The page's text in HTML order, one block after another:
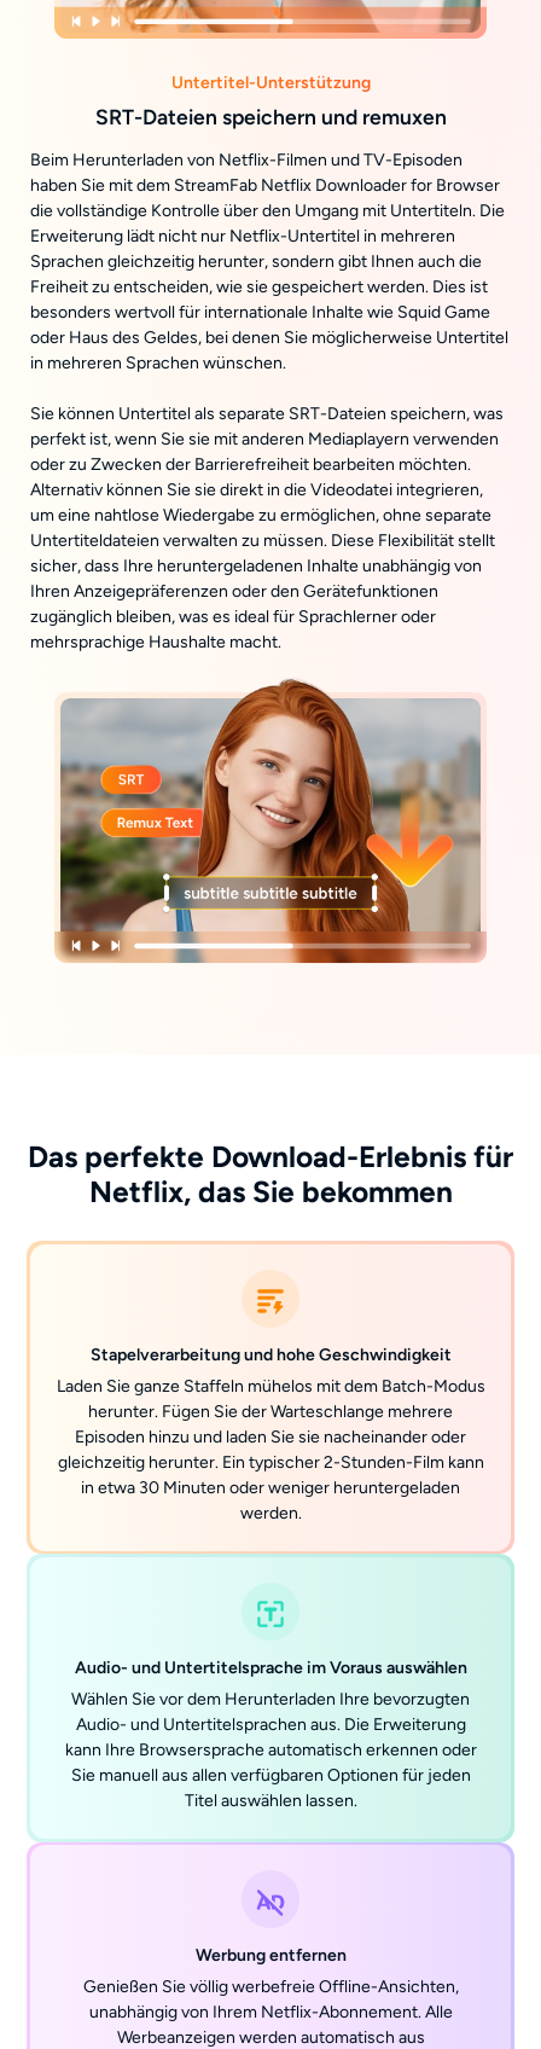
Untertitel-Unterstützung
SRT-Dateien speichern und remuxen
Beim Herunterladen von Netflix-Filmen und TV-Episoden
haben Sie mit dem StreamFab Netflix Downloader for Browser
die vollständige Kontrolle über den Umgang mit Untertiteln. Die
Erweiterung lädt nicht nur Netflix-Untertitel in mehreren
Sprachen gleichzeitig herunter, sondern gibt Ihnen auch die
Freiheit zu entscheiden, wie sie gespeichert werden. Dies ist
besonders wertvoll für internationale Inhalte wie Squid Game
oder Haus des Geldes, bei denen Sie möglicherweise Untertitel
in mehreren Sprachen wünschen.
Sie können Untertitel als separate SRT-Dateien speichern, was
perfekt ist, wenn Sie sie mit anderen Mediaplayern verwenden
oder zu Zwecken der Barrierefreiheit bearbeiten möchten.
Alternativ können Sie sie direkt in die Videodatei integrieren,
um eine nahtlose Wiedergabe zu ermöglichen, ohne separate
Untertiteldateien verwalten zu müssen. Diese Flexibilität stellt
sicher, dass Ihre heruntergeladenen Inhalte unabhängig von
Ihren Anzeigepräferenzen oder den Gerätefunktionen
zugänglich bleiben, was es ideal für Sprachlerner oder
mehrsprachige Haushalte macht.
Das perfekte Download-Erlebnis für
Netflix, das Sie bekommen
Stapelverarbeitung und hohe Geschwindigkeit
Laden Sie ganze Staffeln mühelos mit dem Batch-Modus
herunter. Fügen Sie der Warteschlange mehrere
Episoden hinzu und laden Sie sie nacheinander oder
gleichzeitig herunter. Ein typischer 2-Stunden-Film kann
in etwa 30 Minuten oder weniger heruntergeladen
werden.
Audio- und Untertitelsprache im Voraus auswählen
Wählen Sie vor dem Herunterladen Ihre bevorzugten
Audio- und Untertitelsprachen aus. Die Erweiterung
kann Ihre Browsersprache automatisch erkennen oder
Sie manuell aus allen verfügbaren Optionen für jeden
Titel auswählen lassen.
Werbung entfernen
Genießen Sie völlig werbefreie Offline-Ansichten,
unabhängig von Ihrem Netflix-Abonnement. Alle
Werbeanzeigen werden automatisch aus